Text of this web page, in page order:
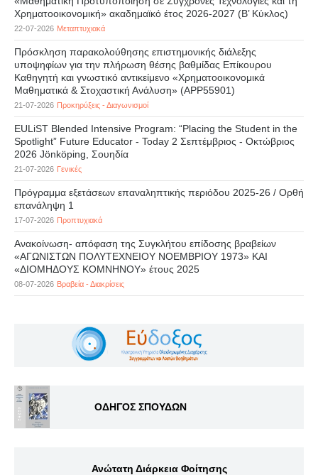
Χρηματοοικονομική» ακαδημαϊκό έτος 2026-2027 (B’ Kύκλος)
22-07-2026 Μεταπτυχιακά
Πρόσκληση παρακολούθησης επιστημονικής διάλεξης
υποψηφίων για την πλήρωση θέσης βαθμίδας Επίκουρου
Καθηγητή και γνωστικό αντικείμενο «Χρηματοοικονομικά
Μαθηματικά & Στοχαστική Ανάλυση» (APP55901)
21-07-2026 Προκηρύξεις - Διαγωνισμοί
EULiST Blended Intensive Program: “Placing the Student in the
Spotlight” Future Educator - Today 2 Σεπτέμβριος - Οκτώβριος
2026 Jönköping, Σουηδία
21-07-2026 Γενικές
Πρόγραμμα εξετάσεων επαναληπτικής περιόδου 2025-26 / Ορθή
επανάληψη 1
17-07-2026 Προπτυχιακά
Ανακοίνωση- απόφαση της Συγκλήτου επίδοσης βραβείων
«ΑΓΩΝΙΣΤΩΝ ΠΟΛΥΤΕΧΝΕΙΟΥ ΝΟΕΜΒΡΙΟΥ 1973» ΚΑΙ
«ΔΙΟΜΗΔΟΥΣ ΚΟΜΝΗΝΟΥ» έτους 2025
08-07-2026 Βραβεία - Διακρίσεις
ΟΔΗΓΟΣ ΣΠΟΥΔΩΝ
Ανώτατη Διάρκεια Φοίτησης